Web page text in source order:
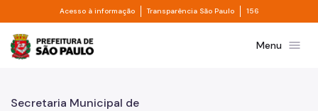
Pular para o Conteúdo principal
Acesso à informação Divisor de acesso à informação
Transparência São Paulo Divisor de
156
Prefeitura de São PauloMenu menu
Secretaria Municipal de